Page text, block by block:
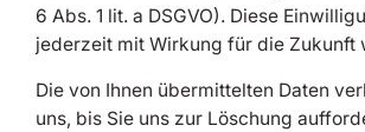
6 Abs. 1 lit. a DSGVO). Diese
jederzeit mit Wirkung für die Zukunft
Die von Ihnen übermittelten Daten
uns, bis Sie uns zur Löschung